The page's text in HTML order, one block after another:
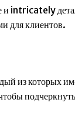
intricately
для клиентов.
из которых